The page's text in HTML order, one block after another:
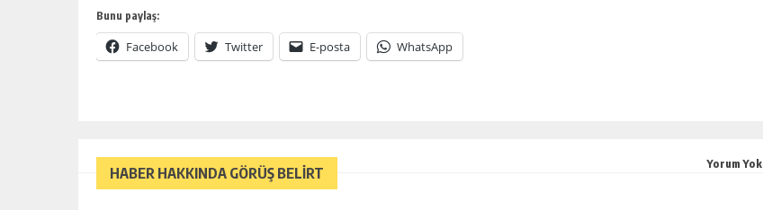
Bunu paylaş:
Facebook Twitter E-posta WhatsApp
HABER HAKKINDA GÖRÜŞ BELİRT
Yorum Yok